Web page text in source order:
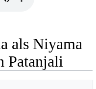
als Niyama
Patanjali